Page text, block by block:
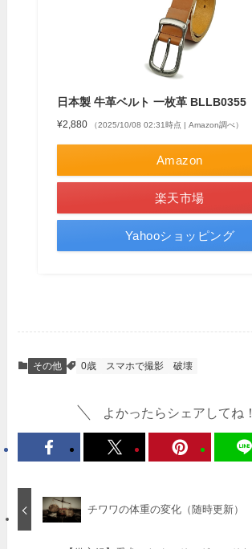
日本製 牛革ベルト 一枚革 BLLB0355
¥2,880 （2025/10/08 02:31時点 | Amazon調べ）
Amazon
楽天市場
Yahooショッピング
その他 0歳 スマホで撮影 破壊
よかったらシェアしてね！
チワワの体重の変化（随時更新）